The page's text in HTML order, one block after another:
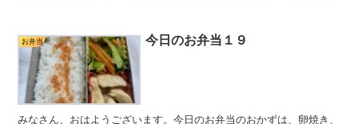
お弁当 今日のお弁当１９
みなさん、おはようございます。今日のお弁当のおかずは、卵焼き、